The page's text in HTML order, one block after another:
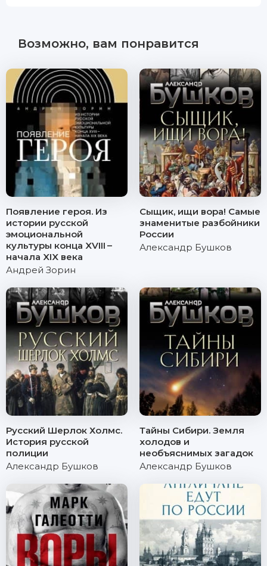
Возможно, вам понравится
Появление героя. Из
истории русской
эмоциональной
культуры конца XVIII –
начала XIX века
Андрей Зорин
Сыщик, ищи вора! Самые
знаменитые разбойники
России
Александр Бушков
Русский Шерлок Холмс.
История русской
полиции
Александр Бушков
Тайны Сибири. Земля
холодов и
необъяснимых загадок
Александр Бушков